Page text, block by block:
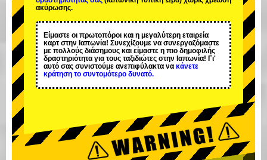
ακύρωσης.
Είμαστε οι πρωτοπόροι και η μεγαλύτερη εταιρεία
καρτστην Ιαπωνία! Συνεχίζουμε να συνεργαζόμαστε
με πολλούς διάσημους και είμαστε η πιο δημοφιλής
δραστηριότητα για τους ταξιδιώτες στην Ιαπωνία! Γι'
αυτό σας συνιστούμε ανεπιφύλακτα να κάνετε
κράτηση το συντομότερο δυνατό.